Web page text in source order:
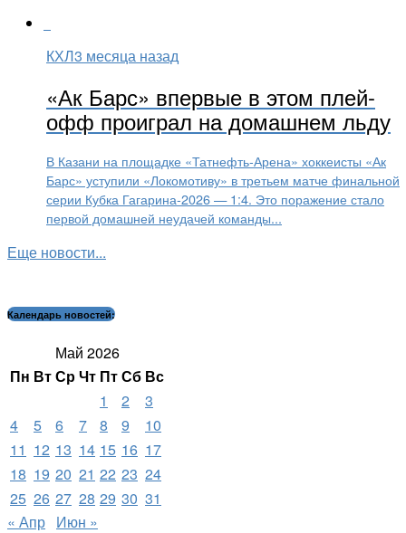
КХЛ3 месяца назад
«Ак Барс» впервые в этом плей-
офф проиграл на домашнем льду
В Казани на площадке «Татнефть-Арена» хоккеисты «Ак
Барс» уступили «Локомотиву» в третьем матче финальной
серии Кубка Гагарина-2026 — 1:4. Это поражение стало
первой домашней неудачей команды...
Еще новости...
Календарь новостей:
Май 2026
Пн ВтСрЧт ПтСб Вс
1
2
3
4
5 6 7 8 9
10
11 12 13 14 15 16 17
18 19 20 21 22 23 24
25 26 27 28 29 30 31
« Апр Июн »